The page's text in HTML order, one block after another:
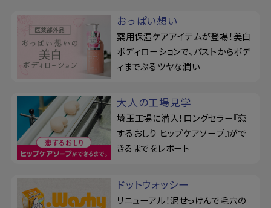
おっぱい想い
薬用保湿ケアアイテムが登場！美白
ボディローションで、バストからボデ
ィまでぷるツヤな潤い
大人の工場見学
埼玉工場に潜入！ロングセラー『恋
するおしり ヒップケアソープ』がで
きるまでをレポート
ドットウォッシー
リニューアル！泥せっけんで毛穴の